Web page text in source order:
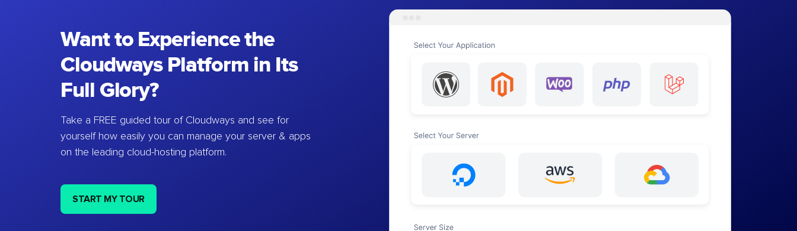
Want to Experience the
Cloudways Platform in Its
Full Glory?
Take a FREE guided tour of Cloudways and see for
yourself how easily you can manage your server & apps
on the leading cloud-hosting platform.
START MY TOUR